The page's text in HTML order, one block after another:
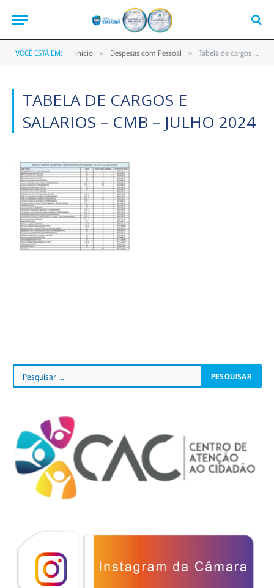
VOCÊ ESTÁ EM: Início » Despesas com Pessoal » Tabela de cargos e salarios – CMB – Julho 2024
TABELA DE CARGOS E
SALARIOS – CMB – JULHO 2024